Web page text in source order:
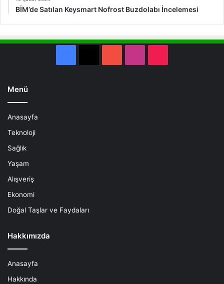
BİM’de Satılan Keysmart Nofrost Buzdolabı İncelemesi
Menü
Anasayfa
Teknoloji
Sağlık
Yaşam
Alışveriş
Ekonomi
Doğal Taşlar ve Faydaları
Hakkımızda
Anasayfa
Hakkında